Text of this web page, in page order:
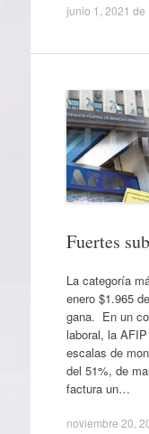
junio 1, 2021 de
Fuertes
La categoría
enero $1.965
gana. En un
laboral, la
escalas de
del 51%, de
factura un…
noviembre 20,